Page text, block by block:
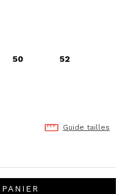
50 52
Guide tailles